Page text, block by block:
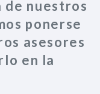
de nuestros
ponerse
asesores
en la